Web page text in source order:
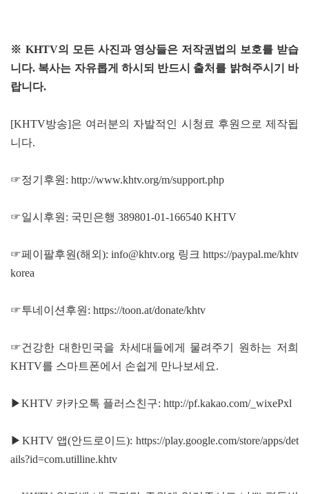
※ KHTV의 모든 사진과 영상들은 저작권법의 보호를 받습
니다. 복사는 자유롭게 하시되 반드시 출처를 밝혀주시기 바
랍니다.
[KHTV방송]은 여러분의 자발적인 시청료 후원으로 제작됩
니다.
☞정기후원: http://www.khtv.org/m/support.php
☞일시후원: 국민은행 389801-01-166540 KHTV
☞페이팔후원(해외): info@khtv.org 링크 https://paypal.me/khtv
korea
☞투네이션후원: https://toon.at/donate/khtv
☞건강한 대한민국을 차세대들에게 물려주기 원하는 저희
KHTV를 스마트폰에서 손쉽게 만나보세요.
▶KHTV 카카오톡 플러스친구: http://pf.kakao.com/_wixePxl
▶KHTV 앱(안드로이드): https://play.google.com/store/apps/det
ails?id=com.utilline.khtv